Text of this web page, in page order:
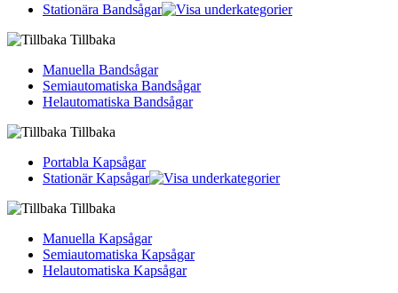
Stationära Bandsågar
Tillbaka
Manuella Bandsågar
Semiautomatiska Bandsågar
Helautomatiska Bandsågar
Tillbaka
Portabla Kapsågar
Stationär Kapsågar
Tillbaka
Manuella Kapsågar
Semiautomatiska Kapsågar
Helautomatiska Kapsågar